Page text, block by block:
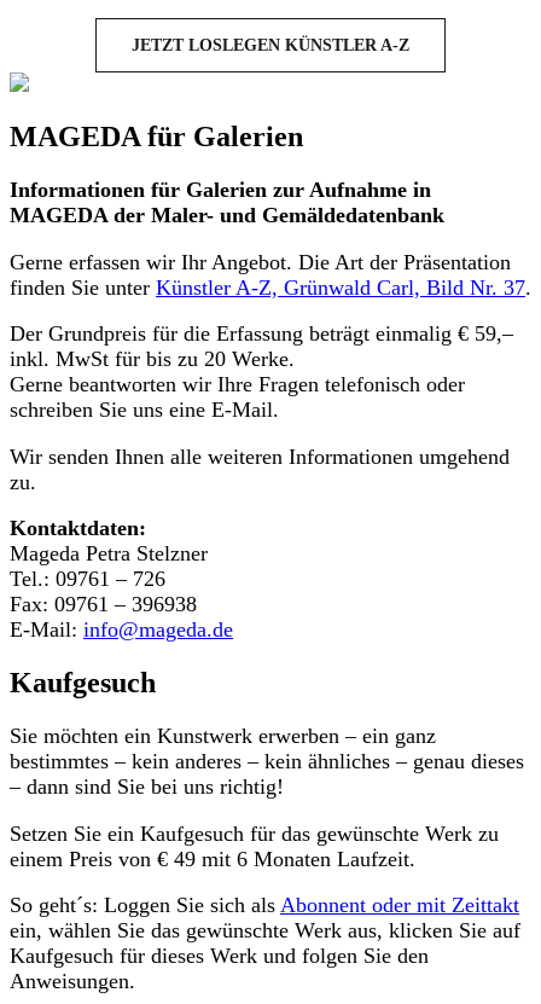
JETZT LOSLEGEN KÜNSTLER A-Z
MAGEDA für Galerien
Informationen für Galerien zur Aufnahme in
MAGEDA der Maler- und Gemäldedatenbank
Gerne erfassen wir Ihr Angebot. Die Art der Präsentation
finden Sie unter Künstler A-Z, Grünwald Carl, Bild Nr. 37.
Der Grundpreis für die Erfassung beträgt einmalig € 59,–
inkl. MwSt für bis zu 20 Werke.
Gerne beantworten wir Ihre Fragen telefonisch oder
schreiben Sie uns eine E-Mail.
Wir senden Ihnen alle weiteren Informationen umgehend
zu.
Kontaktdaten:
Mageda Petra Stelzner
Tel.: 09761 – 726
Fax: 09761 – 396938
E-Mail: info@mageda.de
Kaufgesuch
Sie möchten ein Kunstwerk erwerben – ein ganz
bestimmtes – kein anderes – kein ähnliches – genau dieses
– dann sind Sie bei uns richtig!
Setzen Sie ein Kaufgesuch für das gewünschte Werk zu
einem Preis von € 49 mit 6 Monaten Laufzeit.
So geht´s: Loggen Sie sich als Abonnent oder mit Zeittakt
ein, wählen Sie das gewünschte Werk aus, klicken Sie auf
Kaufgesuch für dieses Werk und folgen Sie den
Anweisungen.